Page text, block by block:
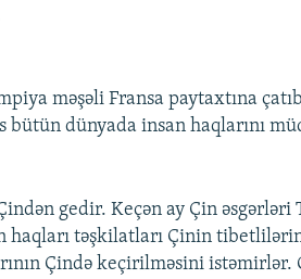
məşəli Fransa paytaxtına
bütün dünyada insan haqlarını
gedir. Keçən ay Çin
haqları təşkilatları Çinin tibetlilərin
Çində keçirilməsini